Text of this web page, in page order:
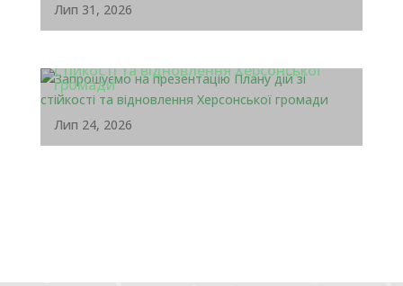
Лип 31, 2026
стійкості та відновлення Херсонської
громади
Лип 24, 2026